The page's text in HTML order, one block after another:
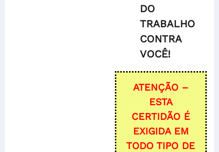
DO
TRABALHO
CONTRA
VOCÊ!
ATENÇÃO –
ESTA
CERTIDÃO É
EXIGIDA EM
TODO TIPO DE